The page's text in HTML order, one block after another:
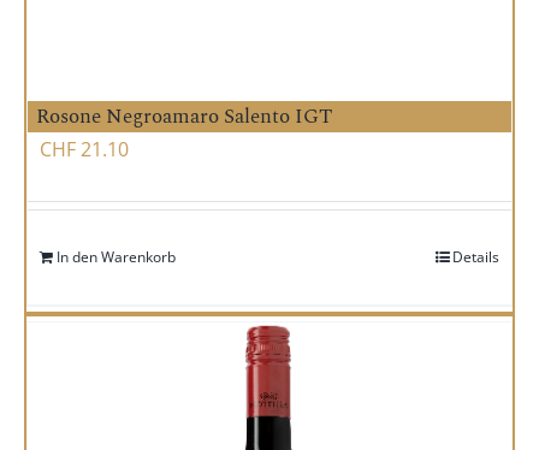
Rosone Negroamaro Salento IGT
CHF21.10
In den Warenkorb Details